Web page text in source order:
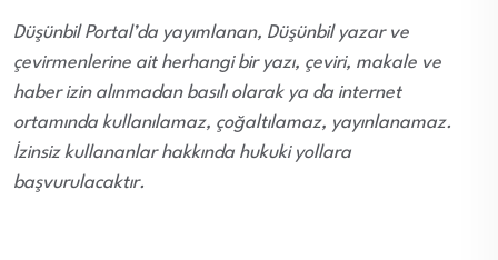
Düşünbil Portal’da yayımlanan, Düşünbil yazar ve
çevirmenlerine ait herhangi bir yazı, çeviri, makale ve
haber izin alınmadan basılı olarak ya da internet
ortamında kullanılamaz, çoğaltılamaz, yayınlanamaz.
İzinsiz kullananlar hakkında hukuki yollara
başvurulacaktır.